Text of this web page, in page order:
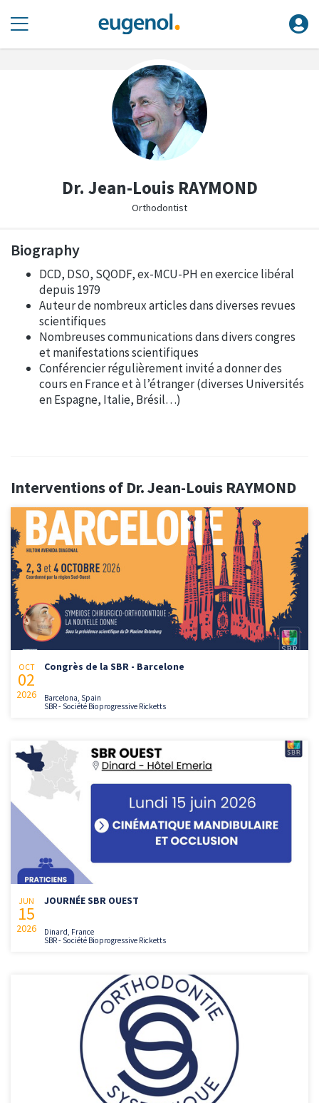
Dr. Jean-Louis RAYMOND
Orthodontist
Biography
DCD, DSO, SQODF, ex-MCU-PH en exercice libéral
depuis 1979
Auteur de nombreux articles dans diverses revues
scientifiques
Nombreuses communications dans divers congres
et manifestations scientifiques
Conférencier régulièrement invité a donner des
cours en France et à l’étranger (diverses Universités
en Espagne, Italie, Brésil…)
Interventions of Dr. Jean-Louis RAYMOND
OCT
02
2026
Congrès de la SBR - Barcelone
Barcelona, Spain
SBR - Société Bioprogressive Ricketts
JUN
15
2026
JOURNÉE SBR OUEST
Dinard, France
SBR - Société Bioprogressive Ricketts